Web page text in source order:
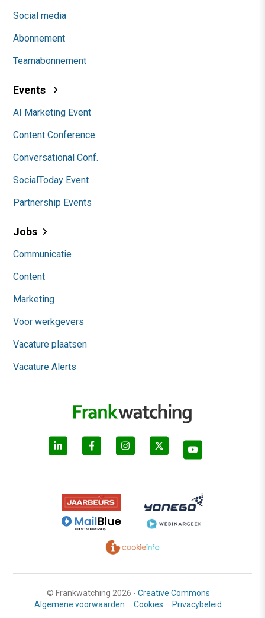
Social media
Abonnement
Teamabonnement
Events
AI Marketing Event
Content Conference
Conversational Conf.
SocialToday Event
Partnership Events
Jobs
Communicatie
Content
Marketing
Voor werkgevers
Vacature plaatsen
Vacature Alerts
© Frankwatching 2026 - Creative Commons
Algemene voorwaarden
Cookies Privacybeleid